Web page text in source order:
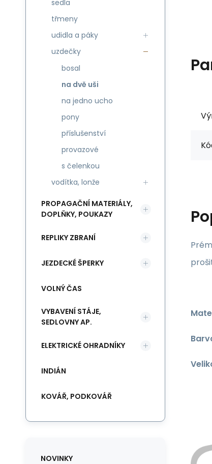
sedla
třmeny
udidla a páky
uzdečky
bosal
na dvě uši
na jedno ucho
pony
příslušenství
provazové
s čelenkou
vodítka, lonže
PROPAGAČNÍ MATERIÁLY,
DOPLŇKY, POUKAZY
REPLIKY ZBRANÍ
JEZDECKÉ ŠPERKY
VOLNÝ ČAS
VYBAVENÍ STÁJE,
SEDLOVNY AP.
ELEKTRICKÉ OHRADNÍKY
INDIÁN
KOVÁŘ, PODKOVÁŘ
NOVINKY